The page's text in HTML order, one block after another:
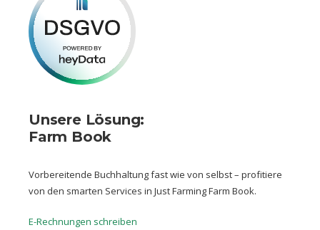
Unsere Lösung:
Farm Book
Vorbereitende Buchhaltung fast wie von selbst – profitiere
von den smarten Services in Just Farming Farm Book.
E-Rechnungen schreiben